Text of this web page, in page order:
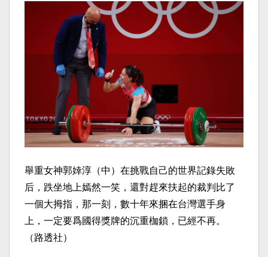
舉重女神郭婞淳（中）在挑戰自己的世界記錄失敗
后，跌坐地上嫣然一笑，還對趕來扶起的裁判比了
一個大拇指，那一刻，數十年來捆在台灣選手身
上，一定要爲國得獎牌的沉重枷鎖，已經不再。
（路透社）